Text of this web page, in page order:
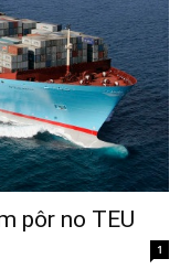
pôr no TEU
1